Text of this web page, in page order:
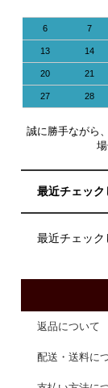
6 7
13 14
20 21
27 28
誠に勝手ながら
最近チェック
最近チェック
返品について
配送・送料に